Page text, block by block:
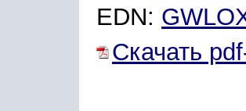
EDN:
Скачать